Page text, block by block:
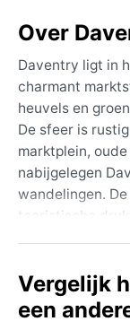
Over
Daventry ligt in
charmant
heuvels en
De sfeer is
marktplein,
nabijgelegen
wandelingen.
toeristische
vleugje
centraal in
uitvalsbasis
Vergelijk
een